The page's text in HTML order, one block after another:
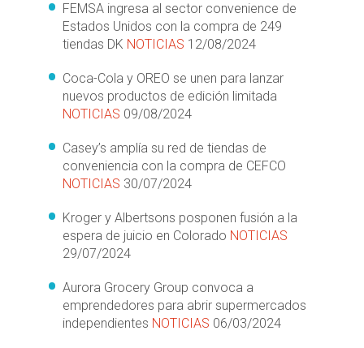
FEMSA ingresa al sector convenience de
Estados Unidos con la compra de 249
tiendas DK NOTICIAS 12/08/2024
Coca-Cola y OREO se unen para lanzar
nuevos productos de edición limitada
NOTICIAS 09/08/2024
Casey’s amplía su red de tiendas de
conveniencia con la compra de CEFCO
NOTICIAS 30/07/2024
Kroger y Albertsons posponen fusión a la
espera de juicio en Colorado NOTICIAS
29/07/2024
Aurora Grocery Group convoca a
emprendedores para abrir supermercados
independientes NOTICIAS 06/03/2024